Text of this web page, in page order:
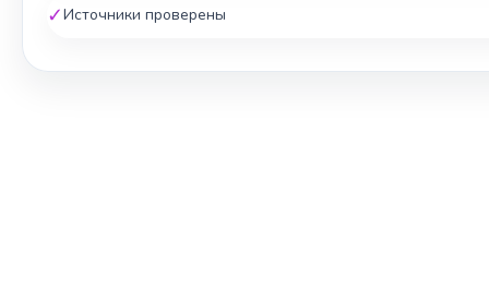
✓Источники проверены